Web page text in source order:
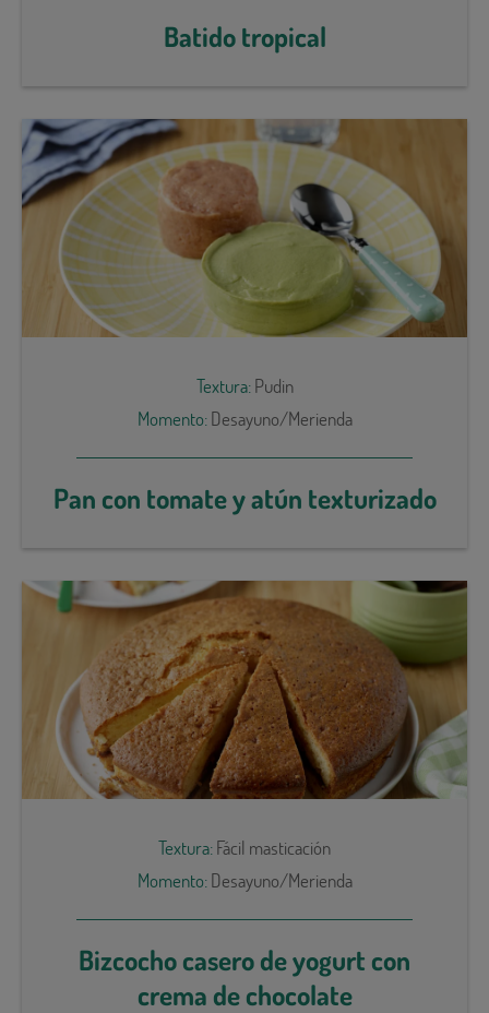
Batido tropical
Textura:Pudin
Momento:Desayuno/Merienda
Pan con tomate y atún texturizado
Textura:Fácil masticación
Momento:Desayuno/Merienda
Bizcocho casero de yogurt con
crema de chocolate